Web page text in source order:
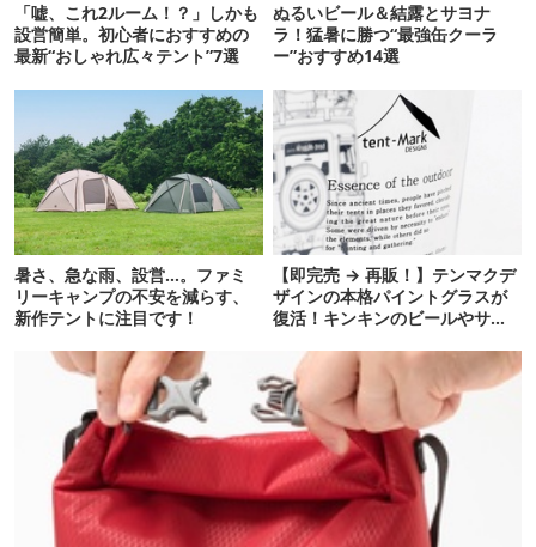
「嘘、これ2ルーム！？」しかも
設営簡単。初心者におすすめの
最新“おしゃれ広々テント”7選
ぬるいビール＆結露とサヨナ
ラ！猛暑に勝つ“最強缶クーラ
ー”おすすめ14選
暑さ、急な雨、設営…。ファミ
リーキャンプの不安を減らす、
新作テントに注目です！
【即完売 → 再販！】テンマクデ
ザインの本格パイントグラスが
復活！キンキンのビールやサワ